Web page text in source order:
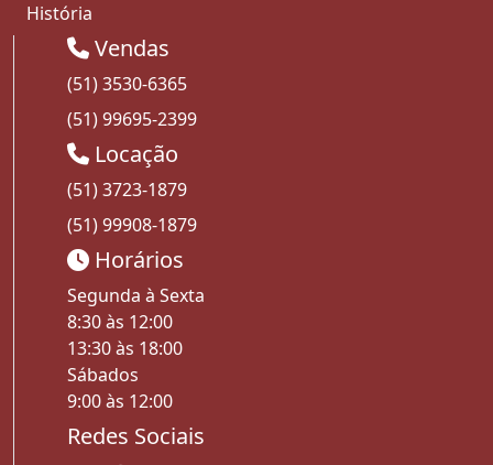
História
Vendas
(51) 3530-6365
(51) 99695-2399
Locação
(51) 3723-1879
(51) 99908-1879
Horários
Segunda à Sexta
8:30 às 12:00
13:30 às 18:00
Sábados
9:00 às 12:00
Redes Sociais